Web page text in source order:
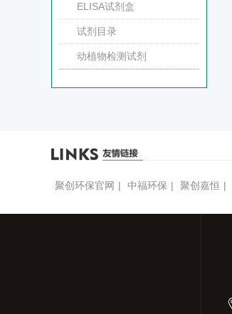
ELISA试剂盒
试剂目录
动植物检测试剂
聚创环保官网 | 中福环保 | 聚创嘉恒 |